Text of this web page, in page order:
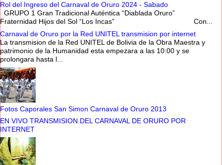
Rol del Ingreso del Carnaval de Oruro 2024 - Sabado
GRUPO 1 Gran Tradicional Auténtica “Diablada Oruro”
Fraternidad Hijos del Sol “Los Incas” Con...
Carnaval de Oruro por la Red UNITEL transmision por internet
La transmision de la Red UNITEL de Bolivia de la Obra Maestra y
patrimonio de la Humanidad esta empezara a las 10:00 y se
prolongara hasta l...
Fotos Caporales San Simon Carnaval de Oruro 2013
EN VIVO TRANSMISION DEL CARNAVAL DE ORURO POR
INTERNET